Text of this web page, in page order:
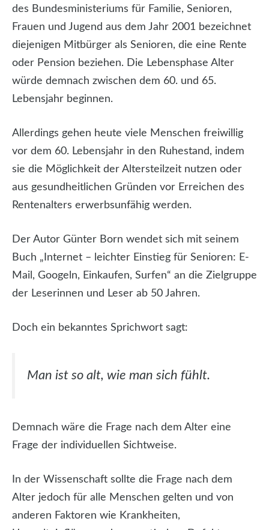
des Bundesministeriums für Familie, Senioren,
Frauen und Jugend aus dem Jahr 2001 bezeichnet
diejenigen Mitbürger als Senioren, die eine Rente
oder Pension beziehen. Die Lebensphase Alter
würde demnach zwischen dem 60. und 65.
Lebensjahr beginnen.
Allerdings gehen heute viele Menschen freiwillig
vor dem 60. Lebensjahr in den Ruhestand, indem
sie die Möglichkeit der Altersteilzeit nutzen oder
aus gesundheitlichen Gründen vor Erreichen des
Rentenalters erwerbsunfähig werden.
Der Autor Günter Born wendet sich mit seinem
Buch „Internet – leichter Einstieg für Senioren: E-
Mail, Googeln, Einkaufen, Surfen“ an die Zielgruppe
der Leserinnen und Leser ab 50 Jahren.
Doch ein bekanntes Sprichwort sagt:
Man ist so alt, wie man sich fühlt.
Demnach wäre die Frage nach dem Alter eine
Frage der individuellen Sichtweise.
In der Wissenschaft sollte die Frage nach dem
Alter jedoch für alle Menschen gelten und von
anderen Faktoren wie Krankheiten,